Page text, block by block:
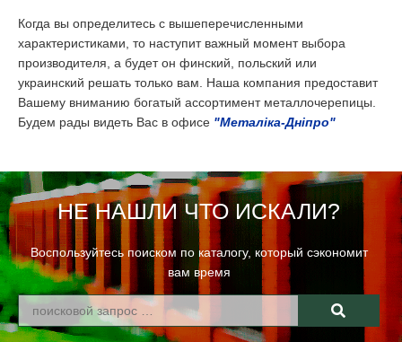
Когда вы определитесь с вышеперечисленными
характеристиками, то наступит важный момент выбора
производителя, а будет он финский, польский или
украинский решать только вам. Наша компания предоставит
Вашему вниманию богатый ассортимент металлочерепицы.
Будем рады видеть Вас в офисе "Металіка-Дніпро"
НЕ НАШЛИ ЧТО ИСКАЛИ?
Воспользуйтесь поиском по каталогу, который сэкономит
вам время